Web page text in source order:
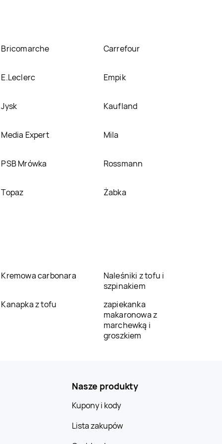
Bricomarche Carrefour
E.Leclerc Empik
Jysk Kaufland
Media Expert Mila
PSB Mrówka Rossmann
Topaz Żabka
Kremowa carbonara
Naleśniki z tofu i
szpinakiem
Kanapka z tofu
zapiekanka
makaronowa z
marchewką i
groszkiem
Nasze produkty
Kupony i kody
Lista zakupów